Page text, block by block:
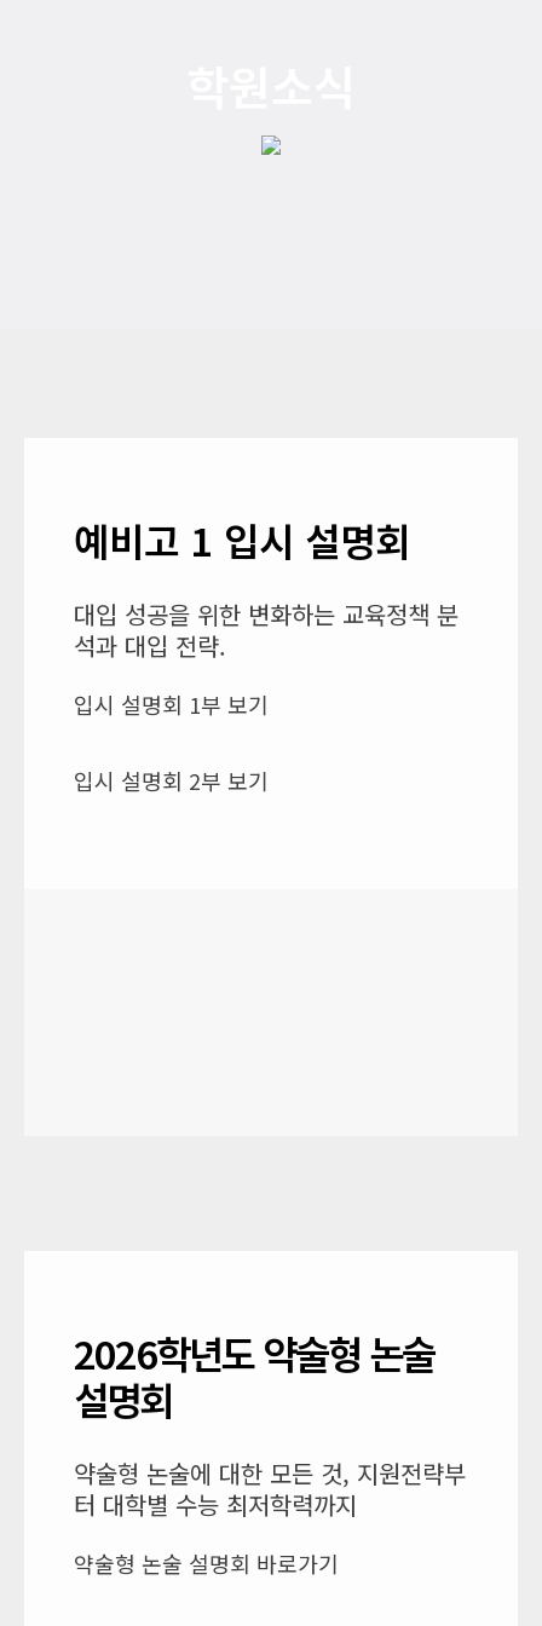
예비고 1 입시 설명회
대입 성공을 위한 변화하는 교육정책 분
석과 대입 전략.
입시 설명회 1부 보기
입시 설명회 2부 보기
2026학년도 약술형 논술
설명회
약술형 논술에 대한 모든 것, 지원전략부
터 대학별 수능 최저학력까지
약술형 논술 설명회 바로가기